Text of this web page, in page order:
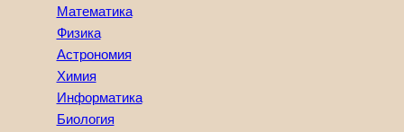
Математика
Физика
Астрономия
Химия
Информатика
Биология